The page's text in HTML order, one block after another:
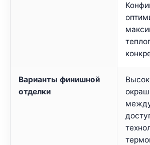
Варианты финишной
отделки